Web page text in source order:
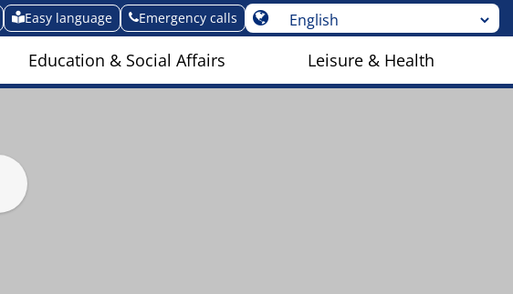
Easy language Emergency calls
Education & Social Affairs Leisure & Health